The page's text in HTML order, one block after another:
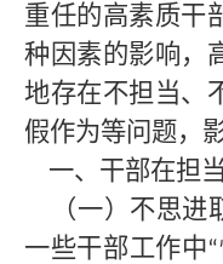
重任的高素质干
种因素的影响，
地存在不担当、
假作为等问题，
一、干部在担
（一）不思进
一些干部工作中“